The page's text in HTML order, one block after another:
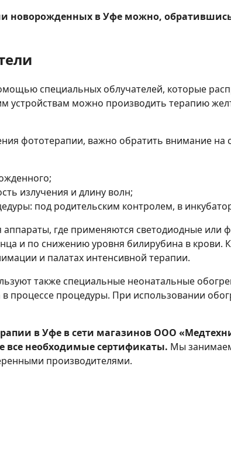
новорожденных в Уфе можно,
специальных облучателей, которые
устройствам можно производить терапию
фототерапии, важно обратить внимание
излучения и длину волн;
под родительским контролем, в
где применяются светодиодные или
и по снижению уровня билирубина в крови.
и палатах интенсивной терапии.
также специальные неонатальные
процессе процедуры. При использовании
в Уфе в сети магазинов ООО
необходимые сертификаты. Мы
производителями.